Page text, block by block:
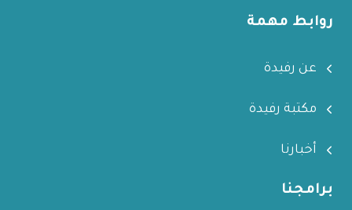
روابط مهمة
عن رفيدة
مكتبة رفيدة
أخبارنا
برامجنا